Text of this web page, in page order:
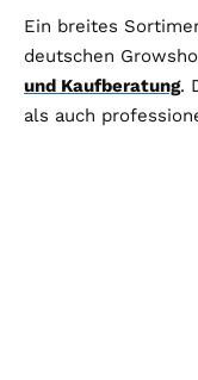
Ein breites
deutschen
und Kaufberatung.
als auch